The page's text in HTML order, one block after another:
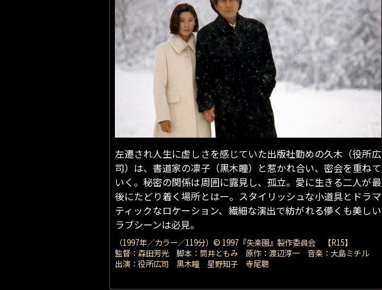
左遷され人生に虚しさを感じていた出版社勤めの久木（役所広
司）は、書道家の凛子（黒木瞳）と惹かれ合い、密会を重ねて
いく。秘密の関係は周囲に露見し、孤立。愛に生きる二人が最
後にたどり着く場所とはー。スタイリッシュな小道具とドラマ
ティックなロケーション、繊細な演出で紡がれる儚くも美しい
ラブシーンは必見。
（1997年／カラー／119分）© 1997『失楽園』製作委員会 【R15】
監督：森田芳光 脚本：筒井ともみ 原作：渡辺淳一 音楽：大島ミチル
出演：役所広司 黒木瞳 星野知子 寺尾聰